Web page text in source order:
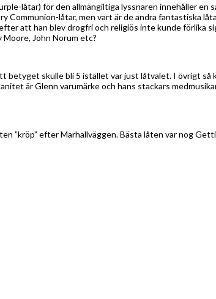
låtar) för den allmängiltiga lyssnaren innehåller en
låtar, men vart är de andra fantastiska
att han blev drogfri och religiös inte kunde förlika
John Norum etc?
betyget skulle bli 5 istället var just låtvalet. I övrigt
är Glenn varumärke och hans stackars
”kröp” efter Marhallväggen. Bästa låten var nog